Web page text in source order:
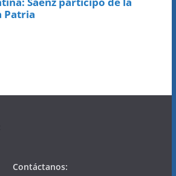
Contáctanos: